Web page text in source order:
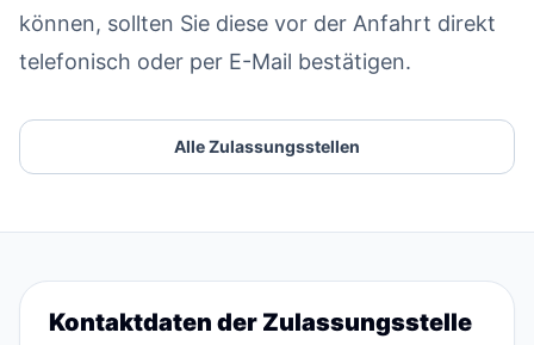
können, sollten Sie diese vor der Anfahrt direkt
telefonisch oder per E-Mail bestätigen.
Alle Zulassungsstellen
Kontaktdaten der Zulassungsstelle